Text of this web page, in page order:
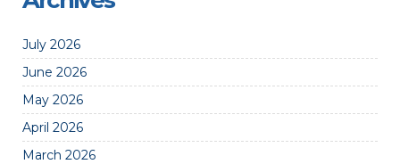
July 2026
June 2026
May 2026
April 2026
March 2026